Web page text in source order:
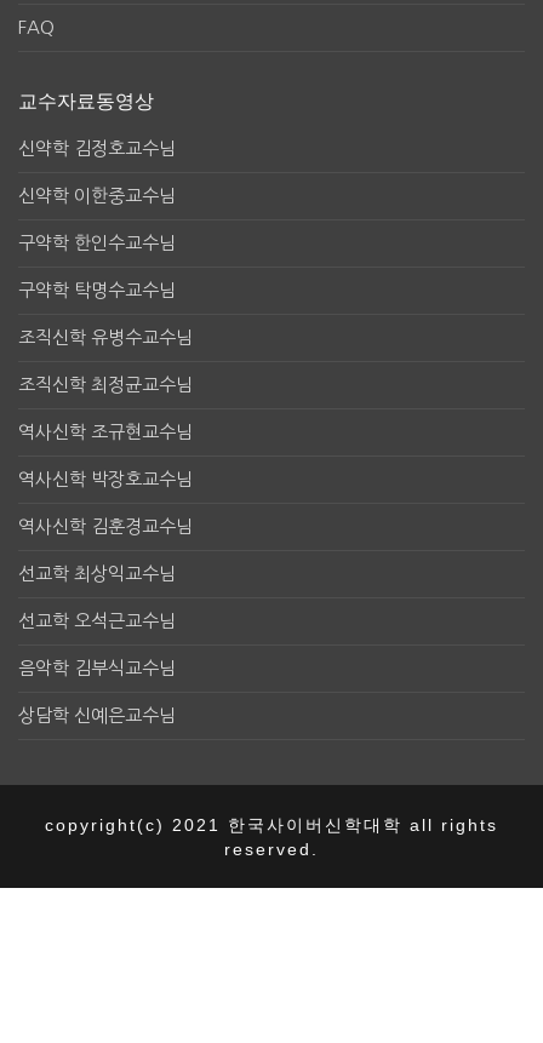
FAQ
교수자료동영상
신약학 김정호교수님
신약학 이한중교수님
구약학 한인수교수님
구약학 탁명수교수님
조직신학 유병수교수님
조직신학 최정균교수님
역사신학 조규현교수님
역사신학 박장호교수님
역사신학 김훈경교수님
선교학 최상익교수님
선교학 오석근교수님
음악학 김부식교수님
상담학 신예은교수님
copyright(c) 2021 한국사이버신학대학 all rights
reserved.